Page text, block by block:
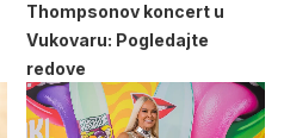
Thompsonov koncert u
Vukovaru: Pogledajte
redove